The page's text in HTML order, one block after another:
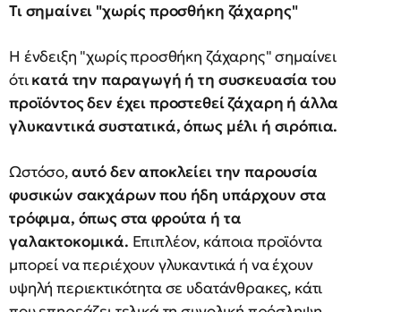
Τι σημαίνει "χωρίς προσθήκη ζάχαρης"
Η ένδειξη "χωρίς προσθήκη ζάχαρης" σημαίνει
ότικατά την παραγωγή ή τη συσκευασία του
προϊόντος δεν έχει προστεθεί ζάχαρη ή άλλα
γλυκαντικά συστατικά, όπως μέλι ή σιρόπια.
Ωστόσο,αυτό δεν αποκλείει την παρουσία
φυσικών σακχάρων που ήδη υπάρχουν στα
τρόφιμα, όπως στα φρούτα ή τα
γαλακτοκομικά. Επιπλέον, κάποια προϊόντα
μπορεί να περιέχουν γλυκαντικά ή να έχουν
υψηλή περιεκτικότητα σε υδατάνθρακες, κάτι